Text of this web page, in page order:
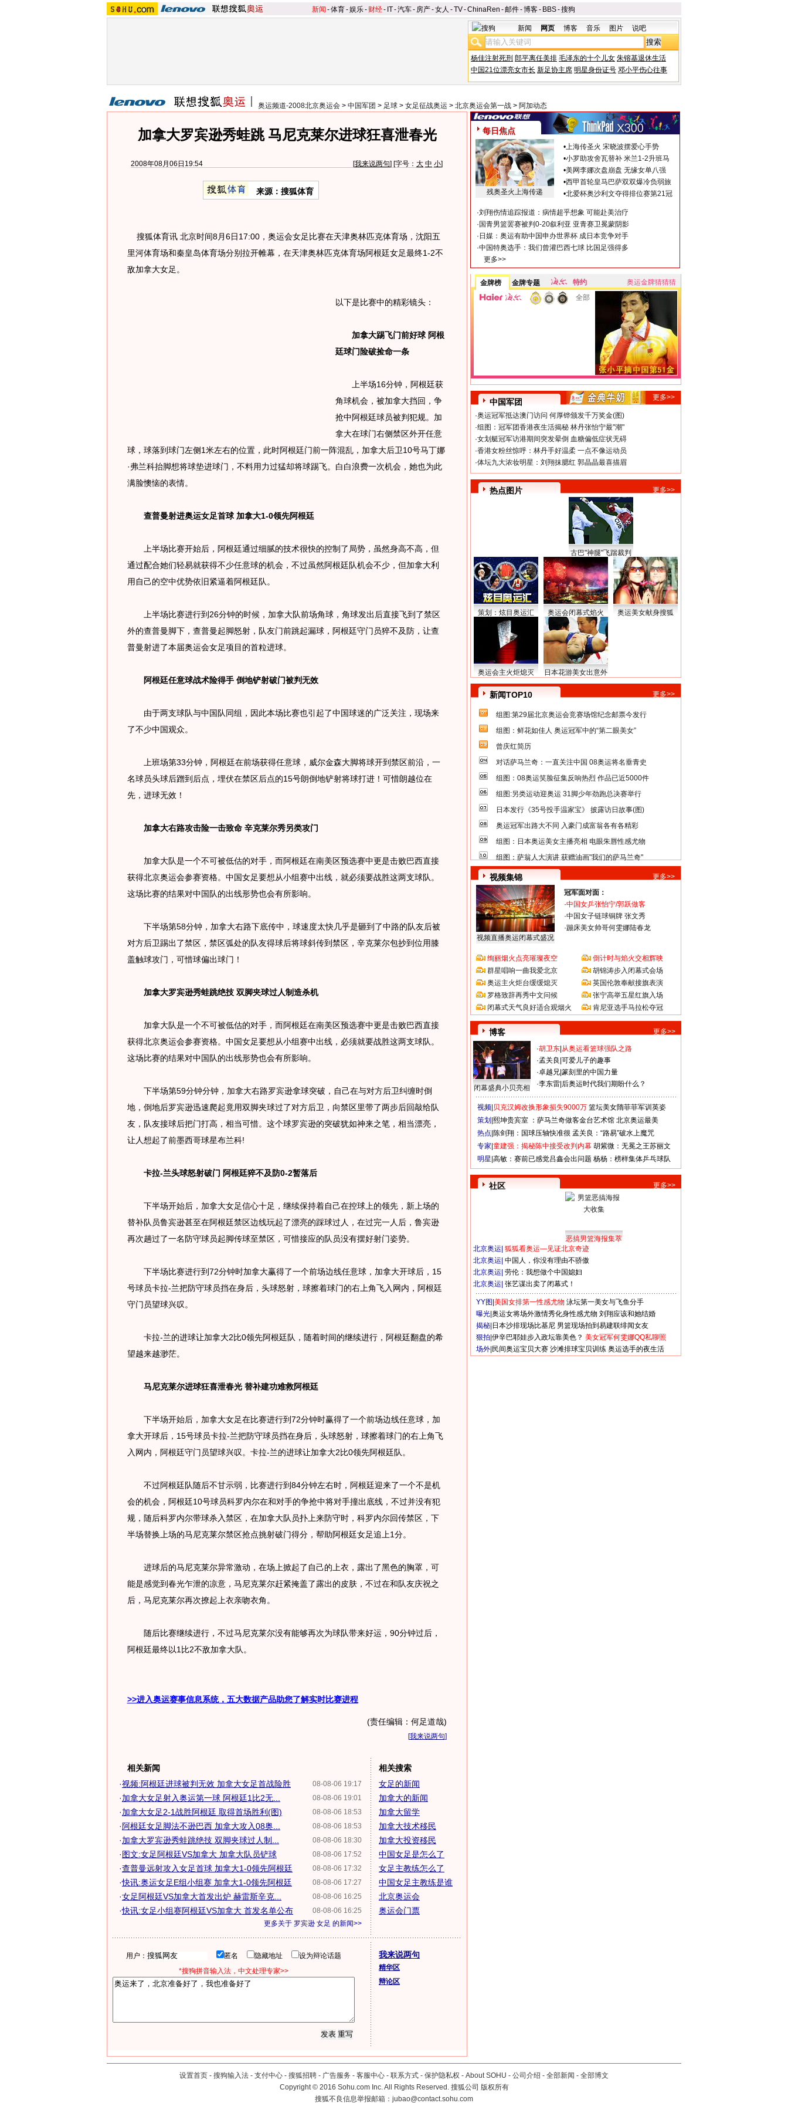
新闻 -体育-娱乐- 财经- IT-汽车- 房产-女人 -TV-ChinaRen -邮件-博客- BBS-搜狗
新闻 网页 博客 音乐 图片 说吧
杨佳注射死刑 郎平离任美排 毛泽东的十个儿女 朱镕基退休生活
中国21位漂亮女市长 新足协主席 明星身份证号 邓小平伤心往事
奥运频道-2008北京奥运会 > 中国军团 > 足球 > 女足征战奥运 > 北京奥运会第一战 > 阿加动态
加拿大罗宾逊秀蛙跳 马尼克莱尔进球狂喜泄春光
2008年08月06日19:54 [我来说两句] [字号： 大 中 小]
来源：搜狐体育
搜狐体育讯 北京时间8月6日17:00，奥运会女足比赛在天津奥林匹克体育场，沈阳五
里河体育场和秦皇岛体育场分别拉开帷幕，在天津奥林匹克体育场阿根廷女足最终1-2不
敌加拿大女足。
以下是比赛中的精彩镜头：
加拿大踢飞门前好球 阿根
廷球门险破捡命一条
上半场16分钟，阿根廷获
角球机会，被加拿大挡回，争
抢中阿根廷球员被判犯规。加
拿大在球门右侧禁区外开任意
球，球落到球门左侧1米左右的位置，此时阿根廷门前一阵混乱，加拿大后卫10号马丁娜
·弗兰科抬脚想将球垫进球门，不料用力过猛却将球踢飞。白白浪费一次机会，她也为此
满脸懊恼的表情。
查普曼射进奥运女足首球 加拿大1-0领先阿根廷
上半场比赛开始后，阿根廷通过细腻的技术很快的控制了局势，虽然身高不高，但
通过配合她们轻易就获得不少任意球的机会，不过虽然阿根廷队机会不少，但加拿大利
用自己的空中优势依旧紧逼着阿根廷队。
上半场比赛进行到26分钟的时候，加拿大队前场角球，角球发出后直接飞到了禁区
外的查普曼脚下，查普曼起脚怒射，队友门前跳起漏球，阿根廷守门员猝不及防，让查
普曼射进了本届奥运会女足项目的首粒进球。
阿根廷任意球战术险得手 倒地铲射破门被判无效
由于两支球队与中国队同组，因此本场比赛也引起了中国球迷的广泛关注，现场来
了不少中国观众。
上班场第33分钟，阿根廷在前场获得任意球，威尔金森大脚将球开到禁区前沿，一
名球员头球后蹭到后点，埋伏在禁区后点的15号朗倒地铲射将球打进！可惜朗越位在
先，进球无效！
加拿大右路攻击险一击致命 辛克莱尔秀另类攻门
加拿大队是一个不可被低估的对手，而阿根廷在南美区预选赛中更是击败巴西直接
获得北京奥运会参赛资格。中国女足要想从小组赛中出线，就必须要战胜这两支球队。
这场比赛的结果对中国队的出线形势也会有所影响。
下半场第58分钟，加拿大右路下底传中，球速度太快几乎是砸到了中路的队友后被
对方后卫踢出了禁区，禁区弧处的队友得球后将球斜传到禁区，辛克莱尔包抄到位用膝
盖触球攻门，可惜球偏出球门！
加拿大罗宾逊秀蛙跳绝技 双脚夹球过人制造杀机
加拿大队是一个不可被低估的对手，而阿根廷在南美区预选赛中更是击败巴西直接
获得北京奥运会参赛资格。中国女足要想从小组赛中出线，必须就要战胜这两支球队。
这场比赛的结果对中国队的出线形势也会有所影响。
下半场第59分钟分钟，加拿大右路罗宾逊拿球突破，自己在与对方后卫纠缠时倒
地，倒地后罗宾逊迅速爬起竟用双脚夹球过了对方后卫，向禁区里带了两步后回敲给队
友，队友接球后把门打高，相当可惜。这个球罗宾逊的突破犹如神来之笔，相当漂亮，
让人想起了前墨西哥球星布兰科!
卡拉-兰头球怒射破门 阿根廷猝不及防0-2暂落后
下半场开始后，加拿大女足信心十足，继续保持着自己在控球上的领先，新上场的
替补队员鲁宾逊甚至在阿根廷禁区边线玩起了漂亮的踩球过人，在过完一人后，鲁宾逊
再次趟过了一名防守球员起脚传球至禁区，可惜接应的队员没有摆好射门姿势。
下半场比赛进行到72分钟时加拿大赢得了一个前场边线任意球，加拿大开球后，15
号球员卡拉-兰把防守球员挡在身后，头球怒射，球擦着球门的右上角飞入网内，阿根廷
守门员望球兴叹。
卡拉-兰的进球让加拿大2比0领先阿根廷队，随着时间的继续进行，阿根廷翻盘的希
望越来越渺茫。
马尼克莱尔进球狂喜泄春光 替补建功难救阿根廷
下半场开始后，加拿大女足在比赛进行到72分钟时赢得了一个前场边线任意球，加
拿大开球后，15号球员卡拉-兰把防守球员挡在身后，头球怒射，球擦着球门的右上角飞
入网内，阿根廷守门员望球兴叹。卡拉-兰的进球让加拿大2比0领先阿根廷队。
不过阿根廷队随后不甘示弱，比赛进行到84分钟左右时，阿根廷迎来了一个不是机
会的机会，阿根廷10号球员科罗内尔在和对手的争抢中将对手撞出底线，不过并没有犯
规，随后科罗内尔带球杀入禁区，在加拿大队员扑上来防守时，科罗内尔回传禁区，下
半场替换上场的马尼克莱尔禁区抢点挑射破门得分，帮助阿根廷女足追上1分。
进球后的马尼克莱尔异常激动，在场上掀起了自己的上衣，露出了黑色的胸罩，可
能是感觉到春光乍泄的凉意，马尼克莱尔赶紧掩盖了露出的皮肤，不过在和队友庆祝之
后，马尼克莱尔再次撩起上衣亲吻衣角。
随后比赛继续进行，不过马尼克莱尔没有能够再次为球队带来好运，90分钟过后，
阿根廷最终以1比2不敌加拿大队。
>>进入奥运赛事信息系统，五大数据产品助您了解实时比赛进程
(责任编辑：何足道哉)
[我来说两句]
相关新闻
08-08-06 19:17
·视频:阿根廷进球被判无效 加拿大女足首战险胜
08-08-06 19:01
·加拿大女足射入奥运第一球 阿根廷1比2无...
08-08-06 18:53
·加拿大女足2-1战胜阿根廷 取得首场胜利(图)
08-08-06 18:53
· 阿根廷女足脚法不逊巴西 加拿大攻入08奥...
08-08-06 18:30
·加拿大罗宾逊秀蛙跳绝技 双脚夹球过人制...
08-08-06 17:52
·图文:女足阿根廷VS加拿大 加拿大队员铲球
08-08-06 17:32
·查普曼远射攻入女足首球 加拿大1-0领先阿根廷
08-08-06 17:27
·快讯:奥运女足E组小组赛 加拿大1-0领先阿根廷
08-08-06 16:25
·女足阿根廷VS加拿大首发出炉 赫雷斯辛克...
08-08-06 16:25
·快讯:女足小组赛阿根廷VS加拿大 首发名单公布
更多关于 罗宾逊 女足 的新闻>>
相关搜索
女足的新闻
加拿大的新闻
加拿大留学
加拿大技术移民
加拿大投资移民
中国女足是怎么了
女足主教练怎么了
中国女足主教练是谁
北京奥运会
奥运会门票
用户： 匿名 隐藏地址
设为辩论话题
*搜狗拼音输入法，中文处理专家>>
我来说两句
精华区
辩论区
每日焦点
残奥圣火上海传递
•上海传圣火 宋晓波摆爱心手势
•小罗助攻舍瓦替补 米兰1-2升班马
•美网李娜次盘崩盘 无缘女单八强
•西甲首轮皇马巴萨双双爆冷负弱旅
•北爱杯奥沙利文夺得排位赛第21冠
·刘翔伤情追踪报道：病情超乎想象 可能赴美治疗
· 国青男篮罢赛被判0-20叙利亚 亚青赛卫冕蒙阴影
· 日媒：奥运有助中国申办世界杯 成日本竞争对手
·中国特奥选手：我们曾灌巴西七球 比国足强得多
更多>>
金牌榜 金牌专题 特约
奥运金牌猜猜猜
全部
中国军团
更多>>
·奥运冠军抵达澳门访问 何厚铧颁发千万奖金(图)
·组图：冠军团香港夜生活揭秘 林丹张怡宁最"潮"
·女划艇冠军访港期间突发晕倒 血糖偏低症状无碍
·香港女粉丝惊呼：林丹手好温柔 一点不像运动员
·体坛九大浓妆明星：刘翔抹腮红 郭晶晶最喜描眉
热点图片 更多>>
古巴"神腿"飞踹裁判
策划：炫目奥运汇 奥运会闭幕式焰火 奥运美女献身搜狐
奥运会主火炬熄灭 日本花游美女出意外
新闻TOP10 更多>>
组图:第29届北京奥运会竞赛场馆纪念邮票今发行
组图：鲜花如佳人 奥运冠军中的“第二眼美女”
曾庆红简历
对话萨马兰奇：一直关注中国 08奥运将名垂青史
组图：08奥运笑脸征集反响热烈 作品已近5000件
组图:另类运动迎奥运 31脚少年劲跑总决赛举行
日本发行《35号投手温家宝》 披露访日故事(图)
奥运冠军出路大不同 入豪门成富翁各有各精彩
组图：日本奥运美女主播亮相 电眼朱唇性感尤物
组图：萨翁人大演讲 获赠油画"我们的萨马兰奇"
视频集锦 更多>>
视频直播奥运闭幕式盛况
冠军面对面：
·中国女乒张怡宁/郭跃做客
·中国女子链球铜牌 张文秀
·蹦床美女帅哥何雯娜陆春龙
绚丽烟火点亮璀璨夜空
群星唱响一曲我爱北京
奥运主火炬台缓缓熄灭
罗格致辞再秀中文问候
闭幕式天气良好适合观烟火
倒计时与焰火交相辉映
胡锦涛步入闭幕式会场
英国伦敦奉献接旗表演
张宁高举五星红旗入场
肯尼亚选手马拉松夺冠
博客 更多>>
闭幕盛典小贝亮相
·胡卫东 从奥运看篮球强队之路
·孟关良 可爱儿子的趣事
·卓越兄 篆刻里的中国力量
·李东雷 后奥运时代我们期盼什么？
视频| 贝克汉姆改换形象损失9000万 篮坛美女隋菲菲军训英姿
策划| 熙坤贵宾室 ：萨马兰奇做客金台艺术馆 北京奥运最美
热点| 陈剑翔：国球压轴快准很 孟关良：“路易”破水上魔咒
专家| 童建强：揭秘陈中接受改判内幕 胡紫微：无冕之王苏丽文
明星| 高敏：赛前已感觉吕鑫会出问题 杨杨：榜样集体乒乓球队
社区 更多>>
恶搞男篮海报集萃
北京奥运 狐狐看奥运—见证北京奇迹
北京奥运 中国人，你没有理由不骄傲
北京奥运 劳伦：我想做个中国媳妇
北京奥运 张艺谋出卖了闭幕式！
YY图| 美国女排第一性感尤物 泳坛第一美女与飞鱼分手
曝光| 奥运女将场外激情秀化身性感尤物 刘翔应该和她结婚
揭秘| 日本沙排现场比基尼 男篮现场拍到易建联绯闻女友
狠拍| 伊辛巴耶娃步入政坛靠美色？ 美女冠军何雯娜QQ私聊照
场外| 民间奥运宝贝大赛 沙滩排球宝贝训练 奥运选手的夜生活
设置首页 - 搜狗输入法 - 支付中心 - 搜狐招聘 - 广告服务 - 客服中心 - 联系方式 - 保护隐私权 - About SOHU - 公司介绍 - 全部新闻 - 全部博文
Copyright©2016 Sohu.com Inc. All Rights Reserved. 搜狐公司 版权所有
搜狐不良信息举报邮箱： jubao@contact.sohu.com